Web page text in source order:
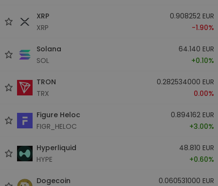
XRP
XRP
0.908252 EUR
-1.90%
Solana
SOL
64.140 EUR
+0.10%
TRON
TRX
0.282534000 EUR
0.00%
Figure Heloc
FIGR_HELOC
0.894162 EUR
+3.00%
Hyperliquid
HYPE
48.810 EUR
+0.60%
Dogecoin
0.060531000 EUR